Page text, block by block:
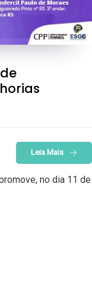
Leia Mais
no dia 11 de